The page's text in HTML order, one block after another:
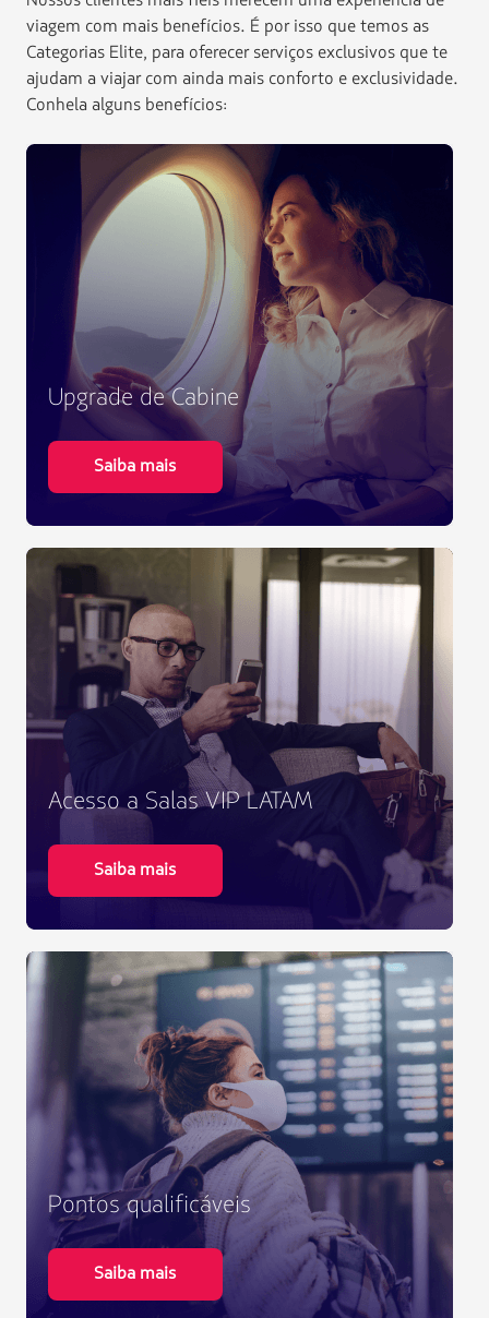
viagem com mais benefícios. É por isso que temos as
Categorias Elite, para oferecer serviços exclusivos que te
ajudam a viajar com ainda mais conforto e exclusividade.
Conhela alguns benefícios:
Upgrade de Cabine
Saiba mais
Acesso a Salas VIP LATAM
Saiba mais
Pontos qualificáveis
Saiba mais